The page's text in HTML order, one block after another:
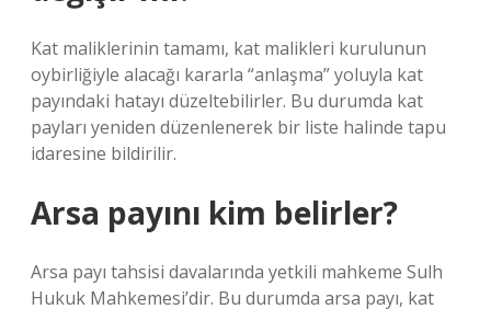
Kat maliklerinin tamamı, kat malikleri kurulunun
oybirliğiyle alacağı kararla “anlaşma” yoluyla kat
payındaki hatayı düzeltebilirler. Bu durumda kat
payları yeniden düzenlenerek bir liste halinde tapu
idaresine bildirilir.
Arsa payını kim belirler?
Arsa payı tahsisi davalarında yetkili mahkeme Sulh
Hukuk Mahkemesi’dir. Bu durumda arsa payı, kat